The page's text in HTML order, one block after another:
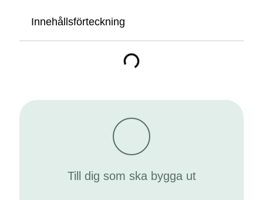
Innehållsförteckning
Till dig som ska bygga ut